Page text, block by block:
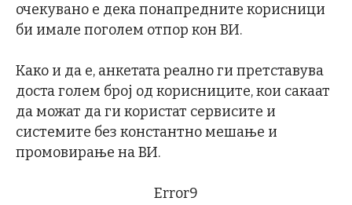
очекувано е дека понапредните корисници
би имале поголем отпор кон ВИ.
Како и да е, анкетата реално ги претставува
доста голем број од корисниците, кои сакаат
да можат да ги користат сервисите и
системите без константно мешање и
промовирање на ВИ.
Error9